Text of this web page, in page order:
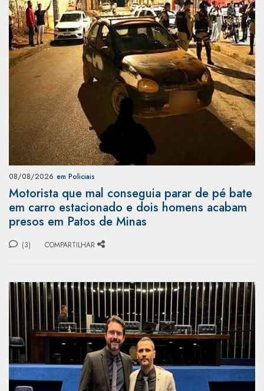
08/08/2026 em Policiais
Motorista que mal conseguia parar de pé bate
em carro estacionado e dois homens acabam
presos em Patos de Minas
(3) COMPARTILHAR